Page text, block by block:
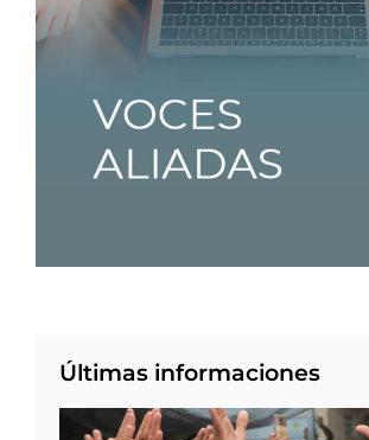
Últimas informaciones